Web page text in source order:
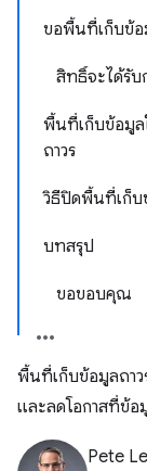
ขอพื้นที่เก็บข้อ
สิทธิ์จะได้รับ
พื้นที่เก็บข้อมูล
ถาวร
วิธีปิดพื้นที่เก็บ
บทสรุป
ขอขอบคุณ
พื้นที่เก็บข้อมูลถา
และลดโอกาสที่ข้
Pete